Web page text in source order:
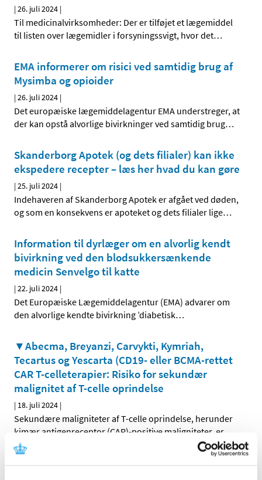
|26. juli 2024 |
Til medicinalvirksomheder: Der er tilføjet et lægemiddel
til listen over lægemidler i forsyningssvigt, hvor det…
EMA informerer om risici ved samtidig brug af
Mysimba og opioider
|26. juli 2024 |
Det europæiske lægemiddelagentur EMA understreger, at
der kan opstå alvorlige bivirkninger ved samtidig brug…
Skanderborg Apotek (og dets filialer) kan ikke
ekspedere recepter – læs her hvad du kan gøre
|25. juli 2024 |
Indehaveren af Skanderborg Apotek er afgået ved døden,
og som en konsekvens er apoteket og dets filialer lige…
Information til dyrlæger om en alvorlig kendt
bivirkning ved den blodsukkersænkende
medicin Senvelgo til katte
|22. juli 2024 |
Det Europæiske Lægemiddelagentur (EMA) advarer om
den alvorlige kendte bivirkning ’diabetisk…
▼Abecma, Breyanzi, Carvykti, Kymriah,
Tecartus og Yescarta (CD19- eller BCMA-rettet
CAR T-celleterapier: Risiko for sekundær
malignitet af T-celle oprindelse
| 18. juli 2024 |
Sekundære maligniteter af T-celle oprindelse, herunder
kimær antigenreceptor (CAR)-positive maligniteter, er…
Fusidinsyre; tilladelse til udlevering af